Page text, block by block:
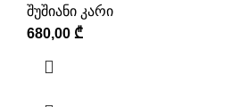
შუშიანი კარი
680,00 ₾